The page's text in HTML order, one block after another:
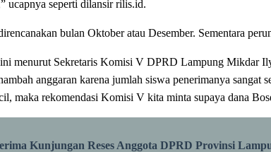
ucapnya seperti dilansir rilis.id.
bulan Oktober atau Desember. Sementara
menurut Sekretaris Komisi V DPRD Lampung Mikdar
anggaran karena jumlah siswa penerimanya sangat
maka rekomendasi Komisi V kita minta supaya dana
Kunjungan Reses Anggota DPRD Provinsi